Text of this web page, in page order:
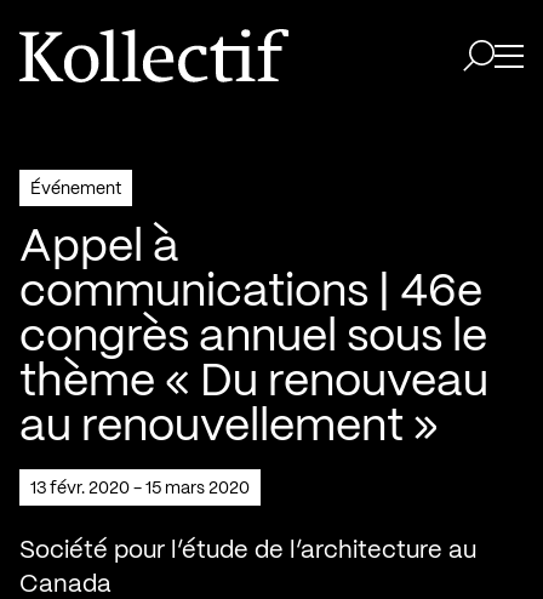
Aller à la page d'accueil
Logo Kollectif
Événement
Appel à
communications | 46e
congrès annuel sous le
thème « Du renouveau
au renouvellement »
13 févr. 2020 - 15 mars 2020
Société pour l’étude de l’architecture au
Canada